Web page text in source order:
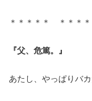
＊＊＊＊＊ ＊＊＊
『父、危篤。』
あたし、やっぱりバカ